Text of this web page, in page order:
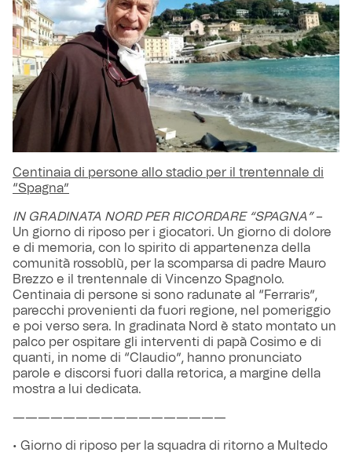
Centinaia di persone allo stadio per il trentennale di
“Spagna”
IN GRADINATA NORD PER RICORDARE “SPAGNA”–
Un giorno di riposo per i giocatori. Un giorno di dolore
e di memoria, con lo spirito di appartenenza della
comunità rossoblù, per la scomparsa di padre Mauro
Brezzo e il trentennale di Vincenzo Spagnolo.
Centinaia di persone si sono radunate al “Ferraris”,
parecchi provenienti da fuori regione, nel pomeriggio
e poi verso sera. In gradinata Nord è stato montato un
palco per ospitare gli interventi di papà Cosimo e di
quanti, in nome di “Claudio”, hanno pronunciato
parole e discorsi fuori dalla retorica, a margine della
mostra a lui dedicata.
—————————————————
• Giorno di riposo per la squadra di ritorno a Multedo